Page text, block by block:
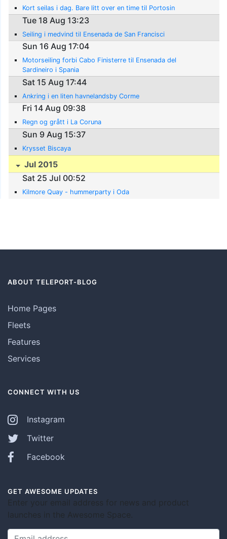
Kort seilas i dag. Bare litt over en time til Portosin
Tue 18 Aug 13:23
Seiling i medvind til Ensenada de San Francisci
Sun 16 Aug 17:04
Motorseiling forbi Cabo Finisterre til Ensenada del
Sardineiro i Spania
Sat 15 Aug 17:44
Ankring i en liten havnelandsby Corme
Fri 14 Aug 09:38
Regn og grått i La Coruna
Sun 9 Aug 15:37
Krysset Biscaya
Jul 2015
Sat 25 Jul 00:52
Kilmore Quay - hummerparty i Oda
ABOUT TELEPORT-BLOG
Home Pages
Fleets
Features
Services
CONNECT WITH US
Instagram
Twitter
Facebook
GET AWESOME UPDATES
Enter your email address for news and product
launches in the Awesome Space.